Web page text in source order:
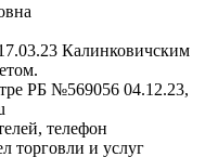
Калинковичским
РБ №569056 04.12.23,
телефон
торговли и услуг